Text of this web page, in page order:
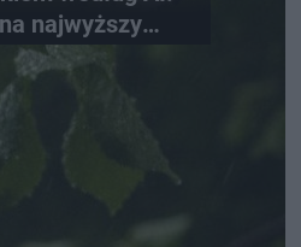
najwyższy